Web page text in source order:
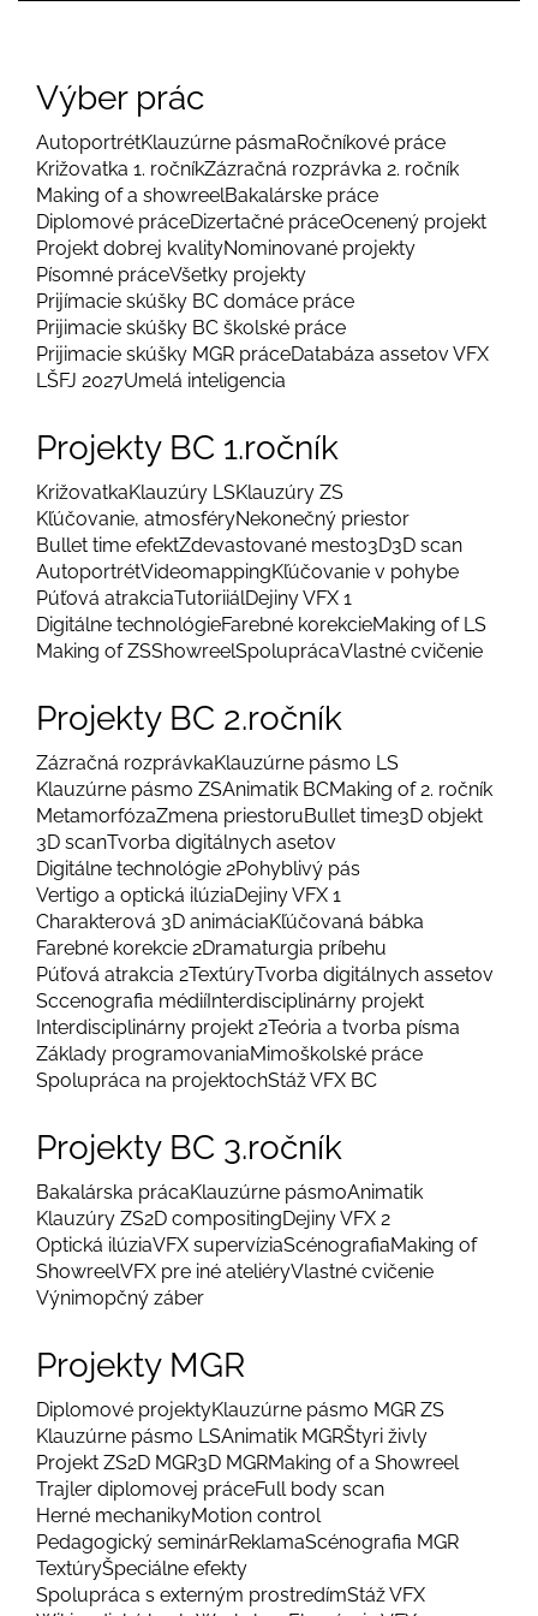
Výber prác
AutoportrétKlauzúrne pásmaRočníkové práce
Križovatka 1. ročníkZázračná rozprávka 2. ročník
Making of a showreelBakalárske práce
Diplomové práceDizertačné práceOcenený projekt
Projekt dobrej kvalityNominované projekty
Písomné práceVšetky projekty
Prijímacie skúšky BC domáce práce
Prijimacie skúšky BC školské práce
Prijimacie skúšky MGR práceDatabáza assetov VFX
LŠFJ 2027Umelá inteligencia
Projekty BC 1.ročník
KrižovatkaKlauzúry LSKlauzúry ZS
Kľúčovanie, atmosféryNekonečný priestor
Bullet time efektZdevastované mesto3D3D scan
AutoportrétVideomappingKľúčovanie v pohybe
Púťová atrakciaTutoriiálDejiny VFX 1
Digitálne technológieFarebné korekcieMaking of LS
Making of ZSShowreelSpoluprácaVlastné cvičenie
Projekty BC 2.ročník
Zázračná rozprávkaKlauzúrne pásmo LS
Klauzúrne pásmo ZSAnimatik BCMaking of 2. ročník
MetamorfózaZmena priestoruBullet time3D objekt
3D scanTvorba digitálnych asetov
Digitálne technológie 2Pohyblivý pás
Vertigo a optická ilúziaDejiny VFX 1
Charakterová 3D animáciaKľúčovaná bábka
Farebné korekcie 2Dramaturgia príbehu
Púťová atrakcia 2TextúryTvorba digitálnych assetov
Sccenografia médiíInterdisciplinárny projekt
Interdisciplinárny projekt 2Teória a tvorba písma
Základy programovaniaMimoškolské práce
Spolupráca na projektochStáž VFX BC
Projekty BC 3.ročník
Bakalárska prácaKlauzúrne pásmoAnimatik
Klauzúry ZS2D compositingDejiny VFX 2
Optická ilúziaVFX supervíziaScénografiaMaking of
ShowreelVFX pre iné ateliéryVlastné cvičenie
Výnimopčný záber
Projekty MGR
Diplomové projektyKlauzúrne pásmo MGR ZS
Klauzúrne pásmo LSAnimatik MGRŠtyri živly
Projekt ZS2D MGR3D MGRMaking of a Showreel
Trajler diplomovej práceFull body scan
Herné mechanikyMotion control
Pedagogický seminárReklamaScénografia MGR
TextúryŠpeciálne efekty
Spolupráca s externým prostredímStáž VFX